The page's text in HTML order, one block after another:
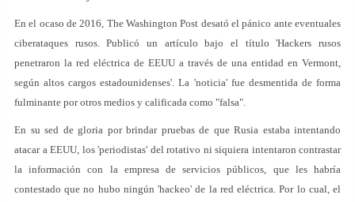
En el ocaso de 2016, The Washington Post desató el pánico ante eventuales
ciberataques rusos. Publicó un artículo bajo el título 'Hackers rusos
penetraron la red eléctrica de EEUU a través de una entidad en Vermont,
según altos cargos estadounidenses'. La 'noticia' fue desmentida de forma
fulminante por otros medios y calificada como "falsa".
En su sed de gloria por brindar pruebas de que Rusia estaba intentando
atacar a EEUU, los 'periodistas' del rotativo ni siquiera intentaron contrastar
la información con la empresa de servicios públicos, que les habría
contestado que no hubo ningún 'hackeo' de la red eléctrica. Por lo cual, el